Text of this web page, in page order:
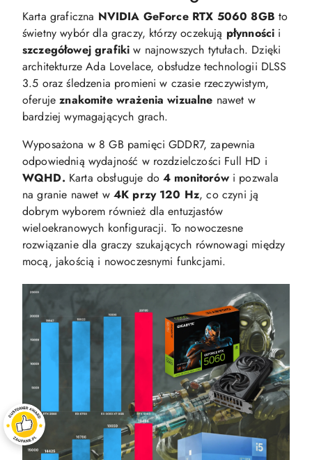
Karta graficzna NVIDIA GeForce RTX 5060 8GBto
świetny wybór dla graczy, którzy oczekują płynności i
szczegółowej grafiki w najnowszych tytułach. Dzięki
architekturze Ada Lovelace, obsłudze technologii DLSS
3.5 oraz śledzenia promieni w czasie rzeczywistym,
oferujeznakomite wrażenia wizualne nawet w
bardziej wymagających grach.
Wyposażona w 8 GB pamięci GDDR7, zapewnia
odpowiednią wydajność w rozdzielczości Full HD i
WQHD. Karta obsługuje do4 monitorówi pozwala
na granie nawet w 4K przy 120 Hz, co czyni ją
dobrym wyborem również dla entuzjastów
wieloekranowych konfiguracji. To nowoczesne
rozwiązanie dla graczy szukających równowagi między
mocą, jakością i nowoczesnymi funkcjami.